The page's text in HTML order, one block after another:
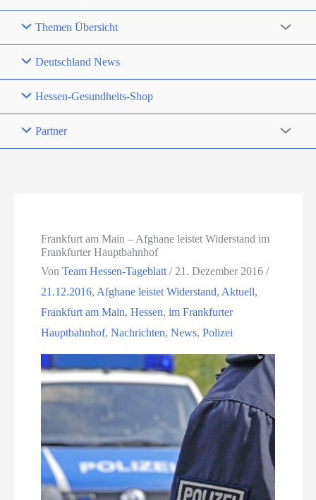
Themen Übersicht
Deutschland News
Hessen-Gesundheits-Shop
Partner
Frankfurt am Main – Afghane leistet Widerstand im
Frankfurter Hauptbahnhof
VonTeam Hessen-Tageblatt/ 21. Dezember 2016/
21.12.2016, Afghane leistet Widerstand, Aktuell,
Frankfurt am Main,Hessen,im Frankfurter
Hauptbahnhof,Nachrichten,News,Polizei